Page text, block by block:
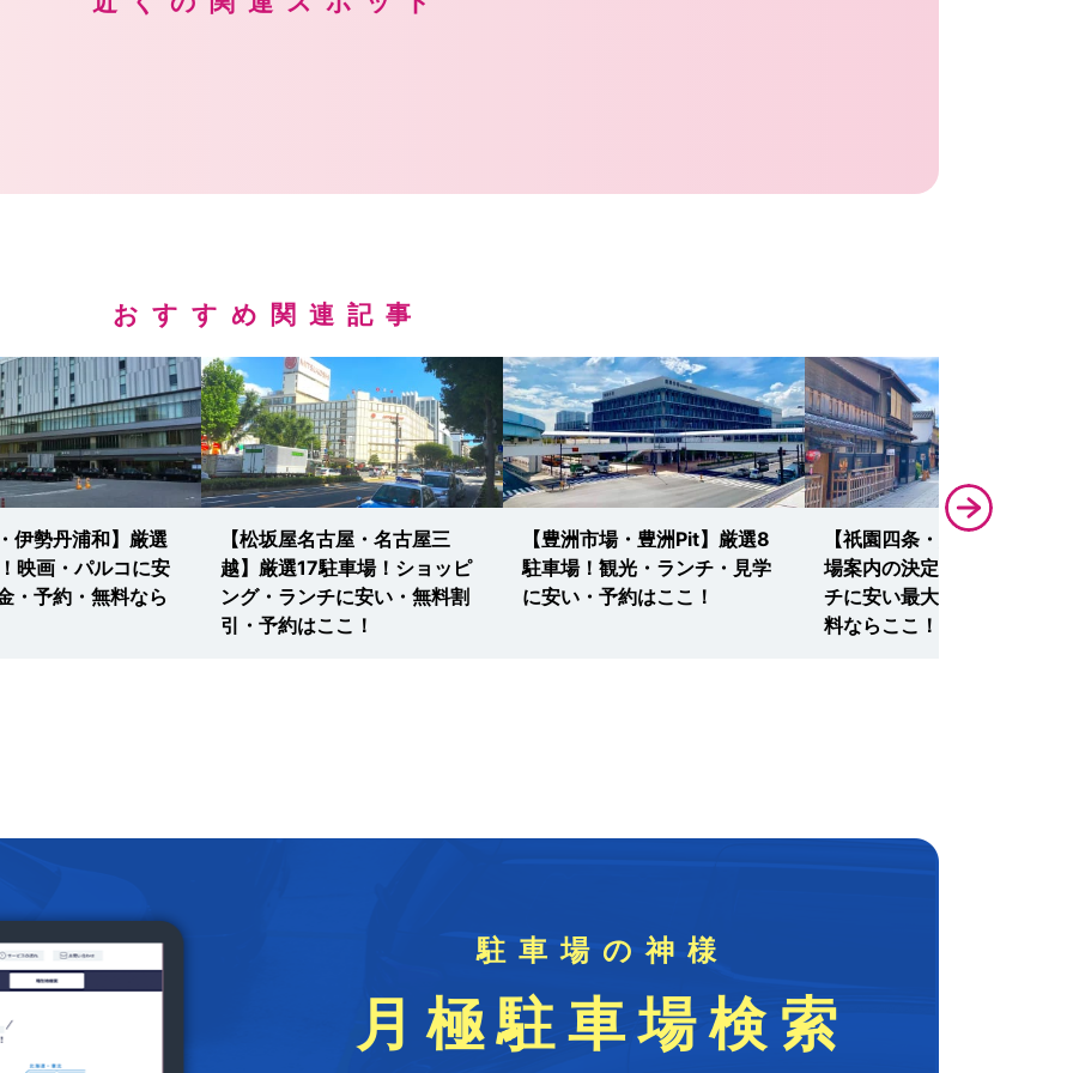
おすすめ関連記事
伊勢丹浦和】厳選
映画・パルコに安
・予約・無料なら
【松坂屋名古屋・名古屋三
越】厳選17駐車場！ショッピ
ング・ランチに安い・無料割
引・予約はここ！
【豊洲市場・豊洲Pit】厳選8
駐車場！観光・ランチ・見学
に安い・予約はここ！
【祇園四条・八坂神社】駐車
場案内の決定版！観光・ラン
チに安い最大料金・予約・無
料ならここ！
駐車場の神様
月極駐車場検索